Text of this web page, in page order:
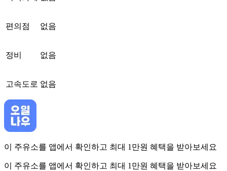
편의점 없음
정비 없음
고속도로 없음
이 주유소를 앱에서 확인하고 최대 1만원 혜택을 받아보세요
이 주유소를 앱에서 확인하고 최대 1만원 혜택을 받아보세요